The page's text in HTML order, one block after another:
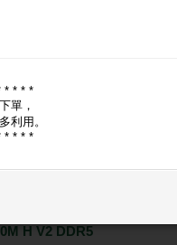
H V2 DDR5
* * * *
單，
利用。
* * * *